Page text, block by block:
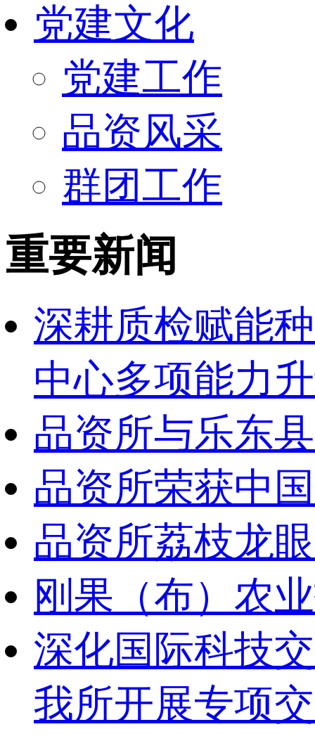
党建文化
党建工作
品资风采
群团工作
重要新闻
深耕质检赋能
中心多项能力
品资所与乐东
品资所荣获中
品资所荔枝龙
刚果（布）农
深化国际科技
我所开展专项